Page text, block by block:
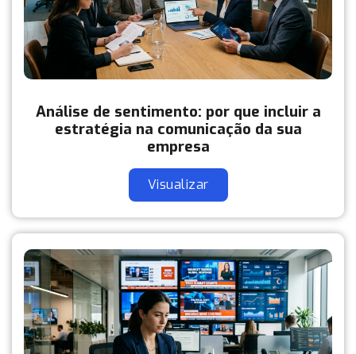
Análise de sentimento: por que incluir a
estratégia na comunicação da sua
empresa
Visualizar